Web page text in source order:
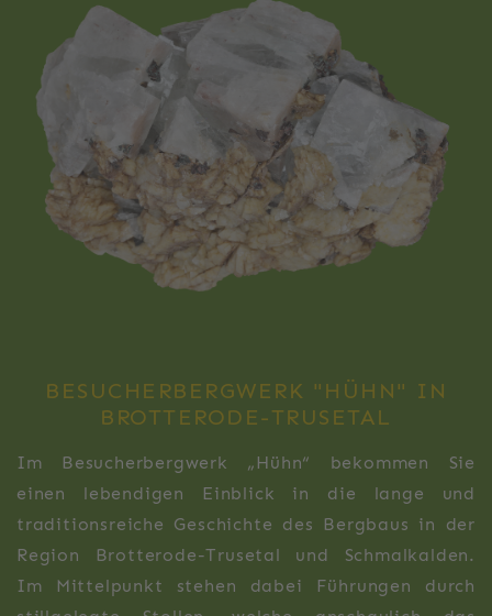
BESUCHERBERGWERK "HÜHN" IN
BROTTERODE-TRUSETAL
Im Besucherbergwerk „Hühn“ bekommen Sie
einen lebendigen Einblick in die lange und
traditionsreiche Geschichte des Bergbaus in der
Region Brotterode-Trusetal und Schmalkalden.
Im Mittelpunkt stehen dabei Führungen durch